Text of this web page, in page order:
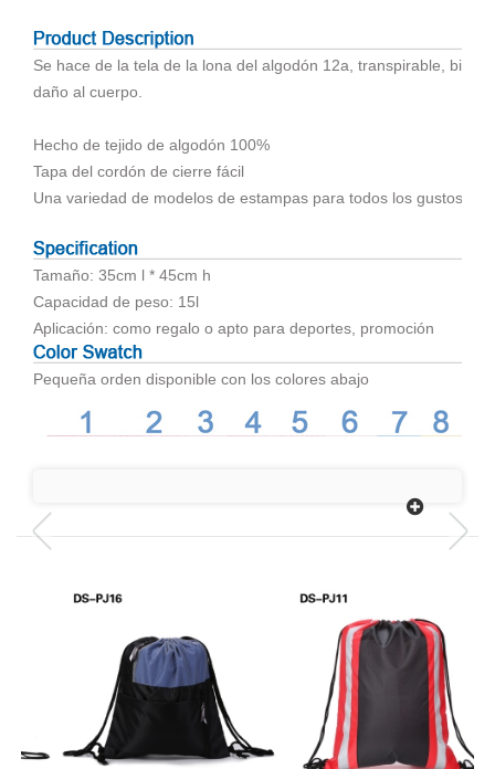
Se hace de la tela de la lona del algodón 12a, transpirable,
daño al cuerpo.
Hecho de tejido de algodón 100%
Tapa del cordón de cierre fácil
Una variedad de modelos de estampas para todos los gustos
Tamaño: 35cm l * 45cm h
Capacidad de peso: 15l
Aplicación: como regalo o apto para deportes, promoción
Pequeña orden disponible con los colores abajo